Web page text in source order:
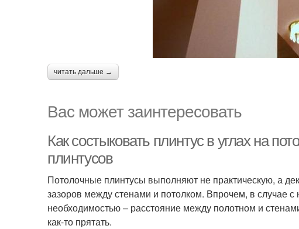
читать дальше →
Вас может заинтересовать
Как состыковать плинтус в углах на
плинтусов
Потолочные плинтусы выполняют не практическую, а
зазоров между стенами и потолком. Впрочем, в случае
необходимостью – расстояние между полотном и
как-то прятать.